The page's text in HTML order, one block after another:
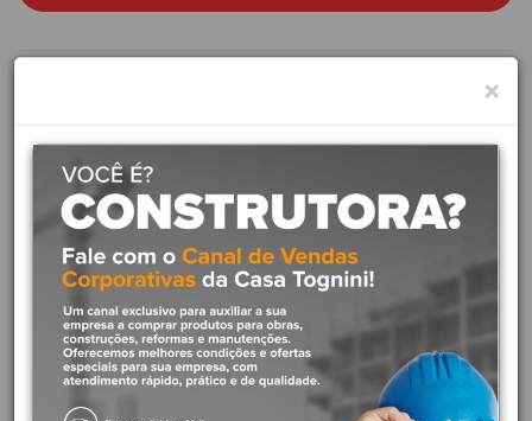
Descrição das Características Tubos e conexões de CPVC
Pressão de serviço de 1,2 MPa (120 m.c.a. ou 175 psi) Certificação
Descrição de uso Alimentação de água a redes de combate a
incêndio Sistemas de prot
Descrição ImpressãoCAP
Família
×